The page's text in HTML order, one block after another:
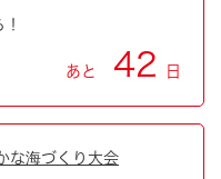
あと 42 日
な海づくり大会